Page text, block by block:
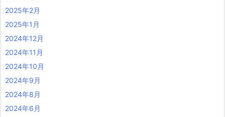
2025年2月
2025年1月
2024年12月
2024年11月
2024年10月
2024年9月
2024年8月
2024年6月